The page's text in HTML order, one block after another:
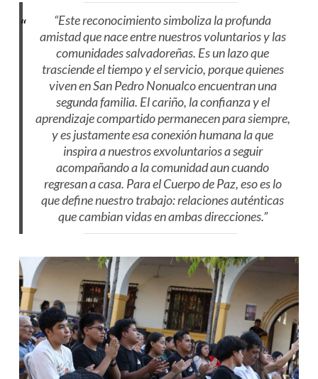
“Este reconocimiento simboliza la profunda
amistad que nace entre nuestros voluntarios y las
comunidades salvadoreñas. Es un lazo que
trasciende el tiempo y el servicio, porque quienes
viven en San Pedro Nonualco encuentran una
segunda familia. El cariño, la confianza y el
aprendizaje compartido permanecen para siempre,
y es justamente esa conexión humana la que
inspira a nuestros exvoluntarios a seguir
acompañando a la comunidad aun cuando
regresan a casa. Para el Cuerpo de Paz, eso es lo
que define nuestro trabajo: relaciones auténticas
que cambian vidas en ambas direcciones.”